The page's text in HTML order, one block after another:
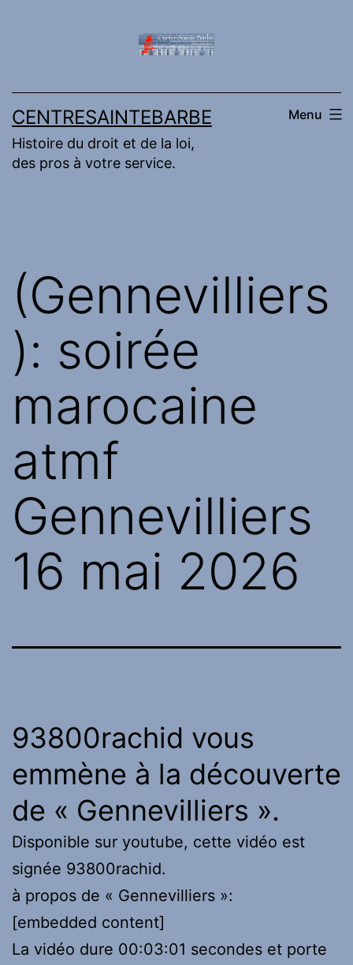
CENTRESAINTEBARBE
Histoire du droit et de la loi,
des pros à votre service.
Menu
(Gennevilliers
): soirée
marocaine
atmf
Gennevilliers
16 mai 2026
93800rachid vous
emmène à la découverte
de « Gennevilliers ».
Disponible sur youtube, cette vidéo est
signée 93800rachid.
à propos de « Gennevilliers »:
[embedded content]
La vidéo dure 00:03:01 secondes et porte